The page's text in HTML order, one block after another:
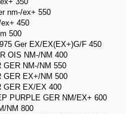
nm-/ex+ 550
450
500
Ger EX/EX(EX+)G/F 450
OIS NM-/NM 400
GER NM-/NM 550
GER EX+/NM 500
GER EX/EX 400
PURPLE GER NM/EX+ 600
NM 800